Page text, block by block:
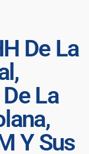
De La
La
Y Sus